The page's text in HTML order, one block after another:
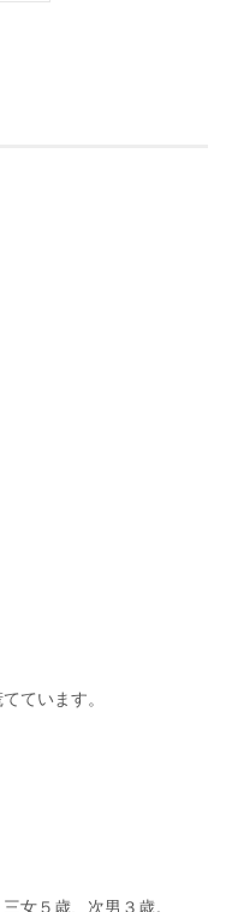
ています。
女５歳、次男３歳。